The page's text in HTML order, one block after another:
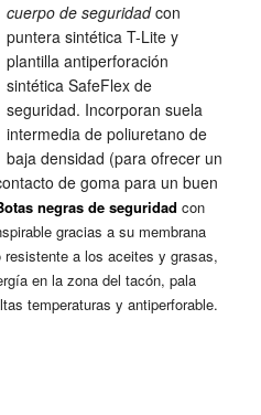
cuerpo de seguridadcon
puntera sintética T-Lite y
plantilla antiperforación
sintética SafeFlex de
seguridad. Incorporan suela
intermedia de poliuretano de
baja densidad (para ofrecer un
de goma para un buen
negras de seguridad con
gracias a su membrana
a los aceites y grasas,
en la zona del tacón, pala
temperaturas y antiperforable.